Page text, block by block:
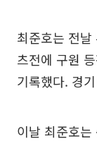
최준호는 전날
츠전에 구원
기록했다. 경
이날 최준호